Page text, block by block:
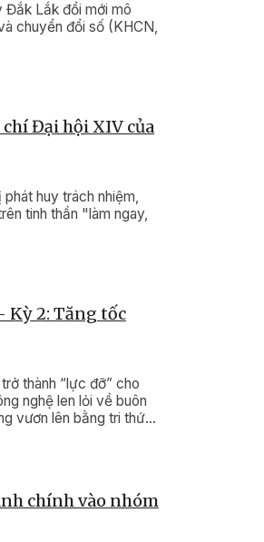
Đắk Lắk đổi mới mô
chuyển đổi số (KHCN,
Đại hội XIV của
huy trách nhiệm,
tinh thần "làm ngay,
Kỳ 2: Tăng tốc
thành “lực đỡ” cho
nghệ len lỏi về buôn
vươn lên bằng tri thức
chính vào nhóm